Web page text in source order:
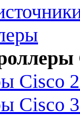
Cisco
Cisco